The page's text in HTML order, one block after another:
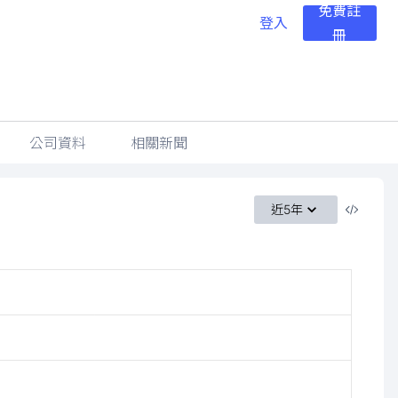
登入
免費註
冊
公司資料 相關新聞
近5年